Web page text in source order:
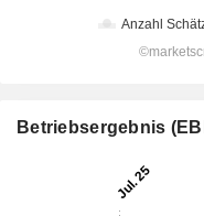
Betriebsergebnis